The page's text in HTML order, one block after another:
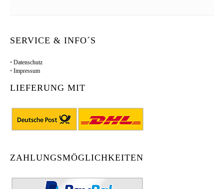
SERVICE & INFO´S
• Datenschutz
• Impressum
LIEFERUNG MIT
ZAHLUNGSMÖGLICHKEITEN